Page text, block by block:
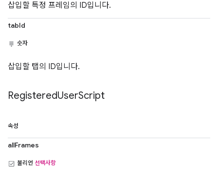
삽입할 특정 프레임의 ID입니다.
tabId
숫자
삽입할 탭의 ID입니다.
RegisteredUserScript
속성
allFrames
불리언 선택사항